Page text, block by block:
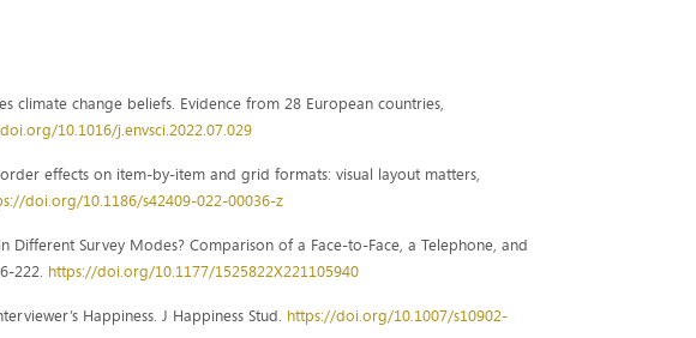
climate change beliefs. Evidence from 28 European countries,
10.1016/j.envsci.2022.07.029
effects on item-by-item and grid formats: visual layout matters,
doi.org/10.1186/s42409-022-00036-z
Different Survey Modes? Comparison of a Face-to-Face, a Telephone, and
222. https://doi.org/10.1177/1525822X221105940
Happiness. J Happiness Stud. https://doi.org/10.1007/s10902-